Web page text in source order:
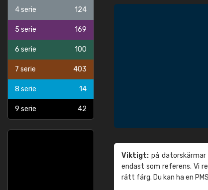
4 serie 124
5 serie 169
6 serie 100
7 serie 403
8 serie 14
9 serie 42
Viktigt: på
endast som referens. Vi
rätt färg. Du kan ha en